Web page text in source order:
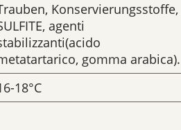
Konservierungsstoffe,
agenti
gomma arabica).
18°C